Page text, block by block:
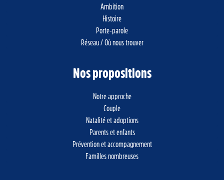
Ambition
Histoire
Porte-parole
Réseau / Où nous trouver
Nos propositions
Notre approche
Couple
Natalité et adoptions
Parents et enfants
Prévention et accompagnement
Familles nombreuses